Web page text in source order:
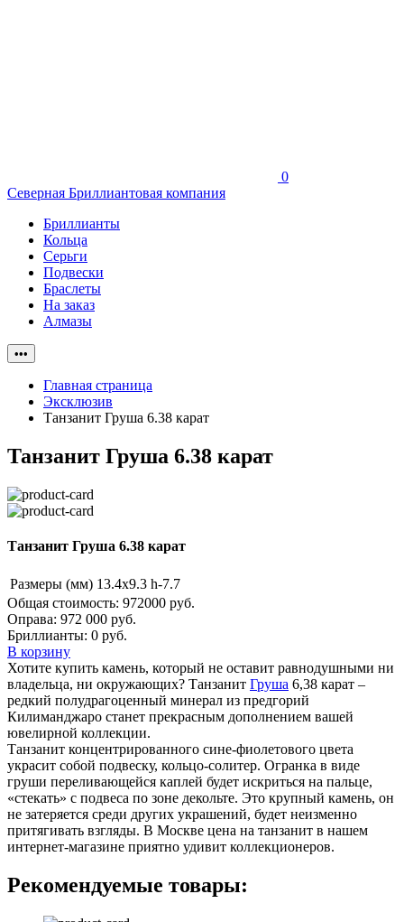
0
Северная Бриллиантовая компания
Бриллианты
Кольца
Серьги
Подвески
Браслеты
На заказ
Алмазы
•••
Главная страница
Эксклюзив
Танзанит Груша 6.38 карат
Танзанит Груша 6.38 карат
Танзанит Груша 6.38 карат
Размеры (мм) 13.4х9.3 h-7.7
Общая стоимость: 972000 руб.
Оправа: 972 000 руб.
Бриллианты: 0 руб.
В корзину
Хотите купить камень, который не оставит равнодушными ни
владельца, ни окружающих? Танзанит Груша 6,38 карат –
редкий полудрагоценный минерал из предгорий
Килиманджаро станет прекрасным дополнением вашей
ювелирной коллекции.
Танзанит концентрированного сине-фиолетового цвета
украсит собой подвеску, кольцо-солитер. Огранка в виде
груши переливающейся каплей будет искриться на пальце,
«стекать» с подвеса по зоне декольте. Это крупный камень, он
не затеряется среди других украшений, будет неизменно
притягивать взгляды. В Москве цена на танзанит в нашем
интернет-магазине приятно удивит коллекционеров.
Рекомендуемые товары: